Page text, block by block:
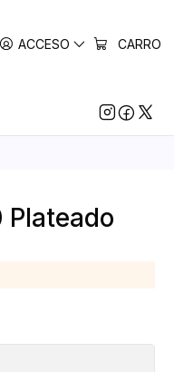
ACCESO CARRO